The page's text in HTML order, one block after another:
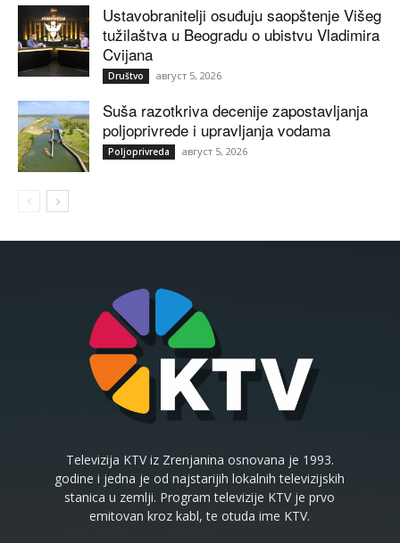
Ustavobranitelji osuđuju saopštenje Višeg
tužilaštva u Beogradu o ubistvu Vladimira
Cvijana
Društvo август 5, 2026
Suša razotkriva decenije zapostavljanja
poljoprivrede i upravljanja vodama
Poljoprivreda август 5, 2026
Televizija KTV iz Zrenjanina osnovana je 1993.
godine i jedna je od najstarijih lokalnih televizijskih
stanica u zemlji. Program televizije KTV je prvo
emitovan kroz kabl, te otuda ime KTV.